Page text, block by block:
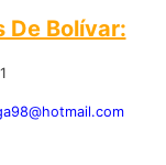
De Bolívar: